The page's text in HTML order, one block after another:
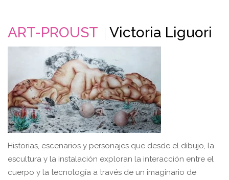
ART-PROUST Victoria Liguori
Historias, escenarios y personajes que desde el dibujo, la
escultura y la instalación exploran la interacción entre el
cuerpo y la tecnología a través de un imaginario de